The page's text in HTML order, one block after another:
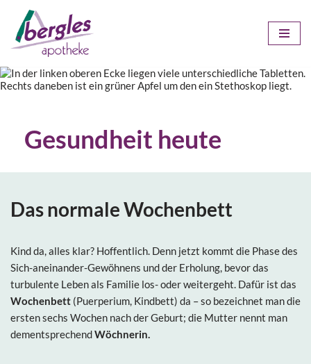
Zum
springen
Gesundheit heute
Das normale Wochenbett
Kind da, alles klar? Hoffentlich. Denn jetzt kommt die Phase des
Sich-aneinander-Gewöhnens und der Erholung, bevor das
turbulente Leben als Familie los- oder weitergeht. Dafür ist das
Wochenbett (Puerperium, Kindbett) da – so bezeichnet man die
ersten sechs Wochen nach der Geburt; die Mutter nennt man
dementsprechendWöchnerin.